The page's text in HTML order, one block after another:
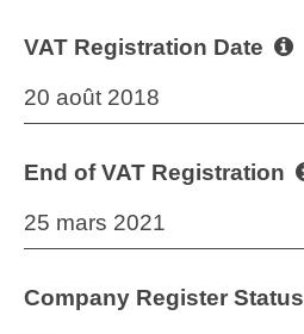
VAT Registration Date
20 août 2018
End of VAT Registration
25 mars 2021
Company Register Status